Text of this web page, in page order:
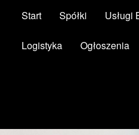
Start Spółki Usługi
Logistyka Ogłoszenia